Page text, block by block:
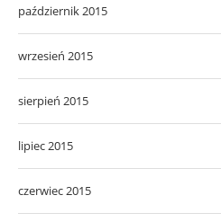
październik 2015
wrzesień 2015
sierpień 2015
lipiec 2015
czerwiec 2015